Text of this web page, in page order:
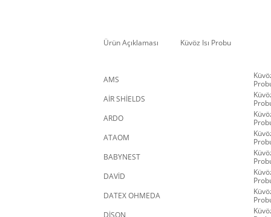
Ürün Açıklaması Küvöz Isı Probu
AMS
AİR SHİELDS
ARDO
ATAOM
BABYNEST
DAVİD
DATEX OHMEDA